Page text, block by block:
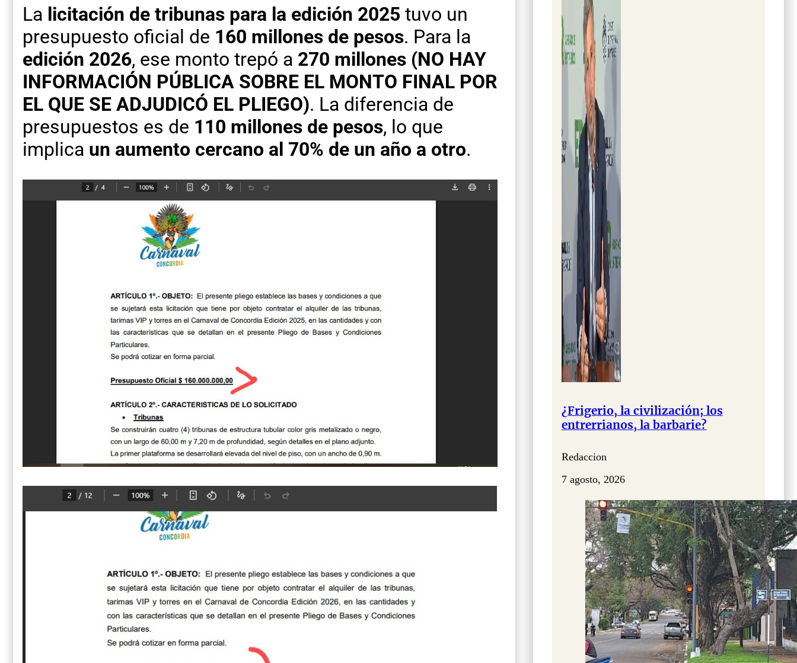
La licitación de tribunas para la edición 2025 tuvo un
presupuesto oficial de 160 millones de pesos. Para la
edición 2026, ese monto trepó a 270 millones (NO HAY
INFORMACIÓN PÚBLICA SOBRE EL MONTO FINAL POR
EL QUE SE ADJUDICÓ EL PLIEGO). La diferencia de
presupuestos es de 110 millones de pesos, lo que
implica un aumento cercano al 70% de un año a otro.
¿Frigerio, la civilización; los
entrerrianos, la barbarie?
Redaccion
7 agosto, 2026